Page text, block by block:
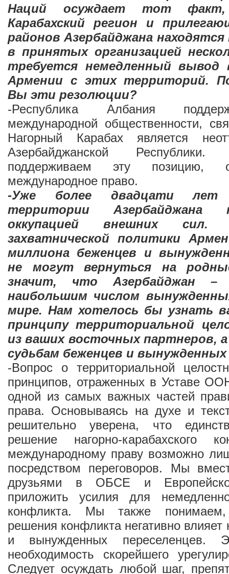
Наций осуждает тот
Карабахский регион и
районов Азербайджана находятся
в принятых организацией
требуется немедленный вывод
Армении с этих территорий.
Вы эти резолюции?
-Республика Албания
международной общественности,
Нагорный Карабах является
Азербайджанской
поддерживаем эту позицию,
международное право.
-Уже более двадцати лет
территории Азербайджана
оккупацией внешних сил.
захватнической политики
миллиона беженцев и
не могут вернуться на
значит, что Азербайджан
наибольшим числом
мире. Нам хотелось бы узнать
принципу территориальной
из ваших восточных партнеров,
судьбам беженцев и вынужденных
-Вопрос о территориальной
принципов, отраженных в Уставе
одной из самых важных частей
права. Основываясь на духе и
решительно уверена, что
решение нагорно-карабахского
международному праву возможно
посредством переговоров. Мы
друзьями в ОБСЕ и
приложить усилия для
конфликта. Мы также понимаем,
решения конфликта негативно
и вынужденных переселенцев.
необходимость скорейшего
Следует осуждать любой шаг,